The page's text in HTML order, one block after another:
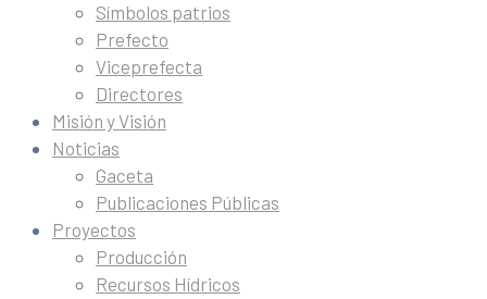
Símbolos patrios
Prefecto
Viceprefecta
Directores
Misión y Visión
Noticias
Gaceta
Publicaciones Públicas
Proyectos
Producción
Recursos Hídricos